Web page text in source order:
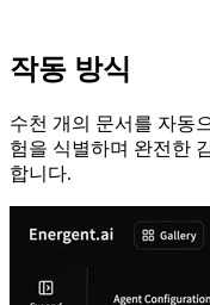
작동 방식
수천 개의 문서를 자동
험을 식별하며 완전한
합니다.